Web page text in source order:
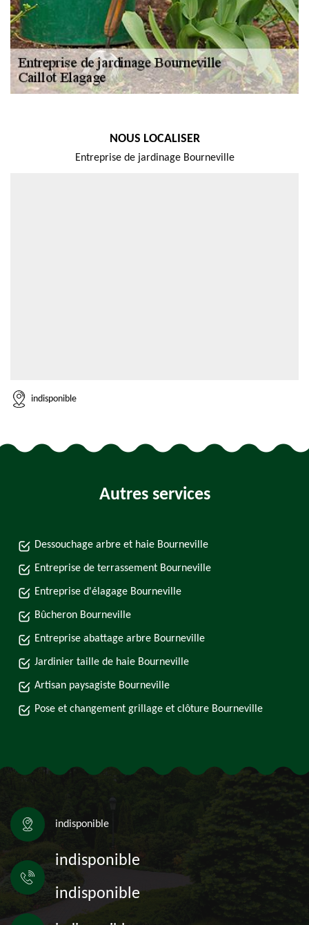
NOUS LOCALISER
Entreprise de jardinage Bourneville
indisponible
Autres services
Dessouchage arbre et haie Bourneville
Entreprise de terrassement Bourneville
Entreprise d'élagage Bourneville
Bûcheron Bourneville
Entreprise abattage arbre Bourneville
Jardinier taille de haie Bourneville
Artisan paysagiste Bourneville
Pose et changement grillage et clôture Bourneville
indisponible
indisponible
indisponible